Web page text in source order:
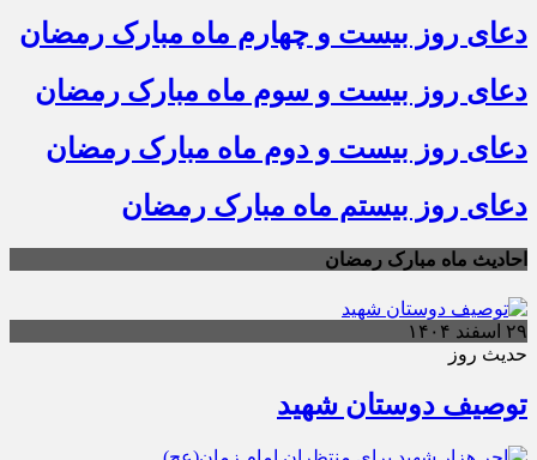
دعای روز بیست و چهارم ماه مبارک رمضان
دعای روز بیست و سوم ماه مبارک رمضان
دعای روز بیست و دوم ماه مبارک رمضان
دعای روز بیستم ماه مبارک رمضان
احادیث ماه مبارک رمضان
۲۹ اسفند ۱۴۰۴
حدیث روز
توصیف دوستان شهید